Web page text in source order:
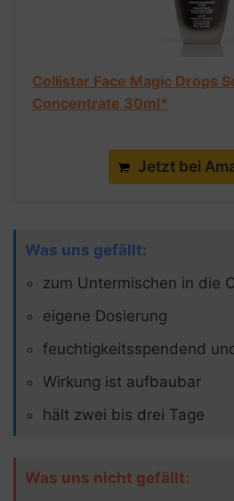
Collistar Face Magic Drops
Concentrate 30ml*
Jetzt bei
Was uns gefällt:
zum Untermischen in die
eigene Dosierung
feuchtigkeitsspendend
Wirkung ist aufbaubar
hält zwei bis drei Tage
Was uns nicht gefällt: